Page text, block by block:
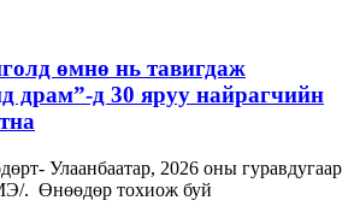
өмнө нь тавигдаж
драм”-д 30 яруу найрагчийн
Улаанбаатар, 2026 оны гуравдугаар
. Өнөөдөр тохиож буй